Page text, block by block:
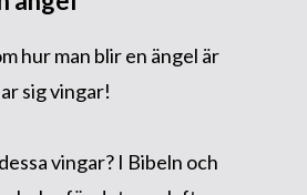
hur man blir en ängel är
sig vingar!
vingar? I Bibeln och